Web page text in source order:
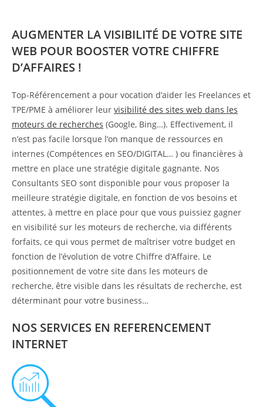
AUGMENTER LA VISIBILITÉ DE VOTRE SITE
WEB POUR BOOSTER VOTRE CHIFFRE
D’AFFAIRES !
Top-Référencement a pour vocation d’aider les Freelances et
TPE/PME à améliorer leur visibilité des sites web dans les
moteurs de recherches (Google, Bing…). Effectivement, il
n’est pas facile lorsque l’on manque de ressources en
internes (Compétences en SEO/DIGITAL… ) ou financières à
mettre en place une stratégie digitale gagnante. Nos
Consultants SEO sont disponible pour vous proposer la
meilleure stratégie digitale, en fonction de vos besoins et
attentes, à mettre en place pour que vous puissiez gagner
en visibilité sur les moteurs de recherche, via différents
forfaits, ce qui vous permet de maîtriser votre budget en
fonction de l’évolution de votre Chiffre d’Affaire. Le
positionnement de votre site dans les moteurs de
recherche, être visible dans les résultats de recherche, est
déterminant pour votre business…
NOS SERVICES EN REFERENCEMENT
INTERNET